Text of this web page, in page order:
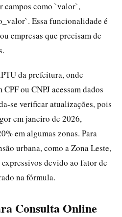
campos como `valor`,
Essa funcionalidade é
empresas que precisam de
da prefeitura, onde
ou CNPJ acessam dados
se verificar atualizações, pois
em janeiro de 2026,
em algumas zonas. Para
urbana, como a Zona Leste,
devido ao fator de
na fórmula.
Consulta Online